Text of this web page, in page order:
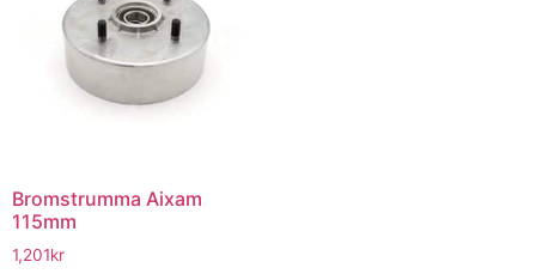
Bromstrumma Aixam
115mm
1,201kr